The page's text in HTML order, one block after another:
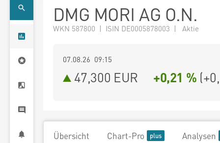
DMG MORI AG O.N.
WKN 587800 | ISIN DE0005878003 | Aktie
07.08.26 09:15
47,300 EUR +0,21 % (
Übersicht Chart-Pro Analysen